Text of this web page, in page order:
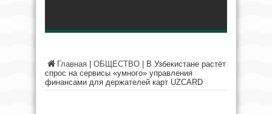
Главная ОБЩЕСТВО
В Узбекистане растёт
спрос на сервисы «умного» управления
финансами для держателей карт UZCARD